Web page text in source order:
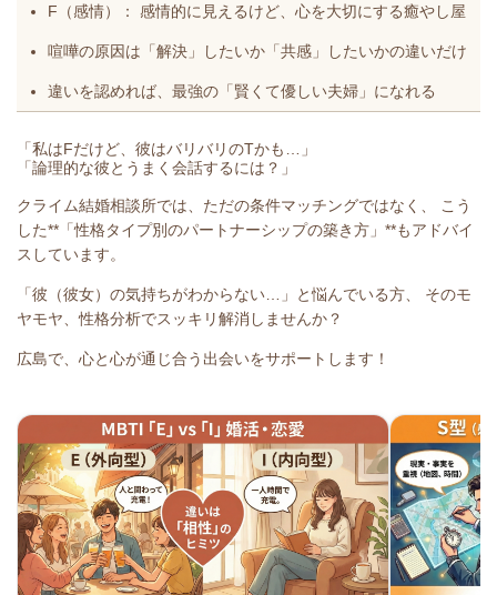
F（感情）： 感情的に見えるけど、心を大切にする癒やし屋
喧嘩の原因は「解決」したいか「共感」したいかの違いだけ
違いを認めれば、最強の「賢くて優しい夫婦」になれる
「私はFだけど、彼はバリバリのTかも…」
「論理的な彼とうまく会話するには？」
クライム結婚相談所では、ただの条件マッチングではなく、 こう
した**「性格タイプ別のパートナーシップの築き方」**もアドバイ
スしています。
「彼（彼女）の気持ちがわからない…」と悩んでいる方、 そのモ
ヤモヤ、性格分析でスッキリ解消しませんか？
広島で、心と心が通じ合う出会いをサポートします！